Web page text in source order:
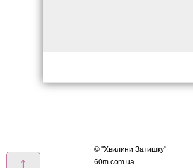
↑
© "Хвилини Затишку"
60m.com.ua